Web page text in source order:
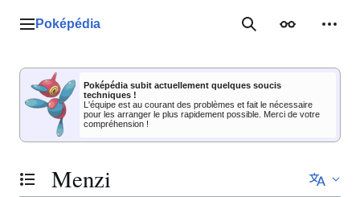
Menu principal
Poképédia RechercherApparence
Poképédia subit actuellement quelques soucis
techniques !
L'équipe est au courant des problèmes et fait le nécessaire
pour les arranger le plus rapidement possible. Merci de votre
compréhension !
Basculer la table des matières
Menzi